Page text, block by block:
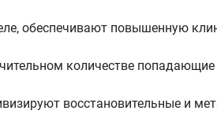
обеспечивают повышенную
количестве
восстановительные и